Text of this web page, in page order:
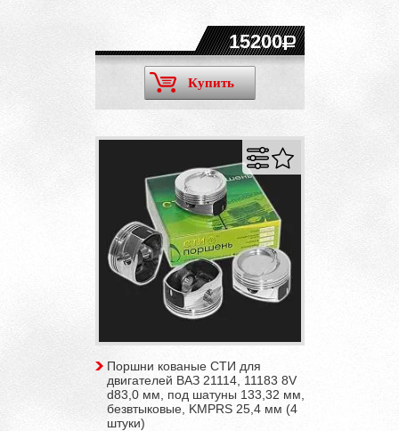
15200
Купить
Поршни кованые СТИ для
двигателей ВАЗ 21114, 11183 8V
d83,0 мм, под шатуны 133,32 мм,
безвтыковые, KMPRS 25,4 мм (4
штуки)